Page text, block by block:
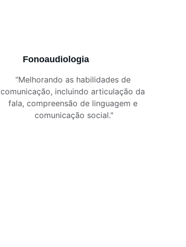
Fonoaudiologia
"Melhorando as habilidades de
comunicação, incluindo articulação da
fala, compreensão de linguagem e
comunicação social."